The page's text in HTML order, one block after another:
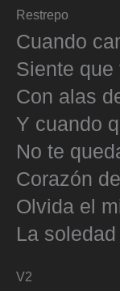
Restrepo
Cuando
Siente que
Con alas
Y cuando
No te
Corazón
Olvida el
La
V2